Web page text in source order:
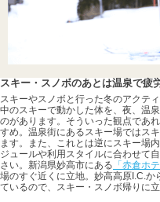
スキー・スノボのあとは温泉で疲
スキーやスノボと行った冬のアクテ
中のスキーで動かした体を、夜、温
のがあります。そういった観点であ
すめ。温泉街にあるスキー場ではス
ます。また、これとは逆にスキー場
ジュールや利用スタイルに合わせて
さい。新潟県妙高市にある 「赤倉ホテ
場のすぐ近くに立地。妙高高原I.C.
ているので、スキー・スノボ帰りに